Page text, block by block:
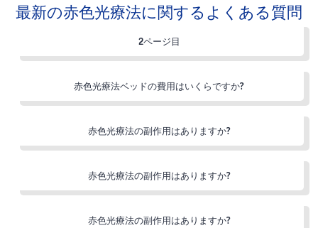
最新の赤色光療法に関するよくある質問
2ページ目
赤色光療法ベッドの費用はいくらですか?
赤色光療法の副作用はありますか?
赤色光療法の副作用はありますか?
赤色光療法の副作用はありますか?